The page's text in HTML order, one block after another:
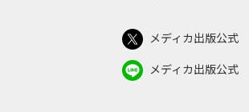
メディカ出版公式
メディカ出版公式